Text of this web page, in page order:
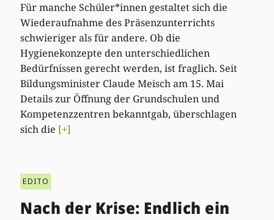
Für manche Schüler*innen gestaltet sich die
Wiederaufnahme des Präsenzunterrichts
schwieriger als für andere. Ob die
Hygienekonzepte den unterschiedlichen
Bedürfnissen gerecht werden, ist fraglich. Seit
Bildungsminister Claude Meisch am 15. Mai
Details zur Öffnung der Grundschulen und
Kompetenzzentren bekanntgab, überschlagen
sich die [+]
EDITO
Nach der Krise: Endlich ein